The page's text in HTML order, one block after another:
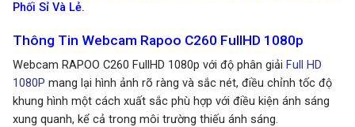
Phối Sỉ Và Lẻ.
Thông Tin Webcam Rapoo C260 FullHD 1080p
Webcam RAPOO C260 FullHD 1080p với độ phân giải Full HD
1080P mang lại hình ảnh rõ ràng và sắc nét, điều chỉnh tốc độ
khung hình một cách xuất sắc phù hợp với điều kiện ánh sáng
xung quanh, kể cả trong môi trường thiếu ánh sáng.